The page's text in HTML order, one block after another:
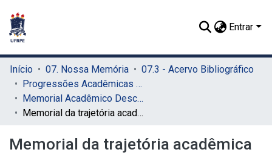
Entrar
Início 07. Nossa Memória
07.3 - Acervo Bibliográfico
Progressões Acadêmicas para Professor Titular
Memorial Acadêmico Descritivo
Memorial da trajetória acadêmica
Memorial da trajetória acadêmica